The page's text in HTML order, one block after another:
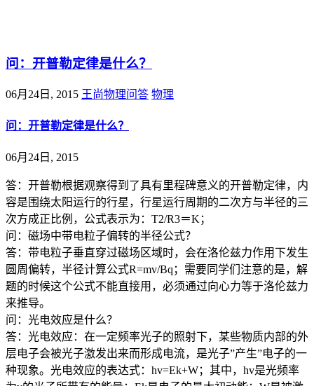
问：开普勒定律是什么？
06月24日, 2015 王尚物理问答 物理
问：开普勒定律是什么？
06月24日, 2015
答：开普勒根据观察得到了具有里程碑意义的开普勒定律，内
容是围绕太阳运行的行星，行星运行周期的二次方与半径的三
次方成正比例，公式表示为：T2/R3＝K；
问：磁场中带电粒子偏转的半径公式？
答：带电粒子垂直穿过磁场区域时，会在洛伦兹力作用下发生
圆周偏转，半径计算公式R=mv/Bq；需要同学们注意的是，解
题的时候这个公式不能直接用，必须通过向心力等于洛伦兹力
来推导。
问：光电效应是什么？
答：光电效应：在一定频率光子的照射下，某些物质内部的外
层电子会被光子激发出来而形成电流，是光子”产生”电子的一
种现象。光电效应的表达式：hv=Ek+W；其中，hv是光频率